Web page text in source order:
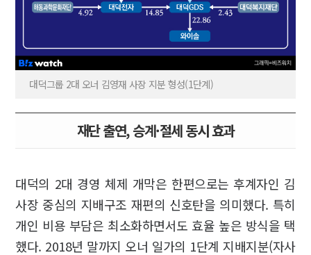
대덕그룹 2대 오너 김영재 사장 지분 형성(1단계)
재단 출연, 승계·절세 동시 효과
대덕의 2대 경영 체제 개막은 한편으로는 후계자인 김
사장 중심의 지배구조 재편의 신호탄을 의미했다. 특히
개인 비용 부담은 최소화하면서도 효율 높은 방식을 택
했다. 2018년 말까지 오너 일가의 1단계 지배지분(자사